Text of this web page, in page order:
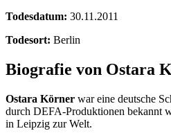
Todesdatum: 30.11.2011
Todesort: Berlin
Biografie von Ostara
Ostara Körner war eine deutsche
durch DEFA-Produktionen bekannt
in Leipzig zur Welt.